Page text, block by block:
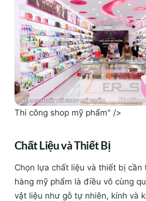
Thi công shop mỹ phẩm" />
Chất Liệu và Thiết Bị
Chọn lựa chất liệu và thiết bị cần
hàng mỹ phẩm là điều vô cùng
vật liệu như gỗ tự nhiên, kính và